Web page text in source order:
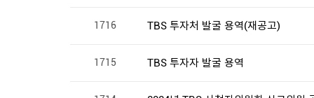
1716 TBS 투자처 발굴 용역(재공고)
1715 TBS 투자자 발굴 용역